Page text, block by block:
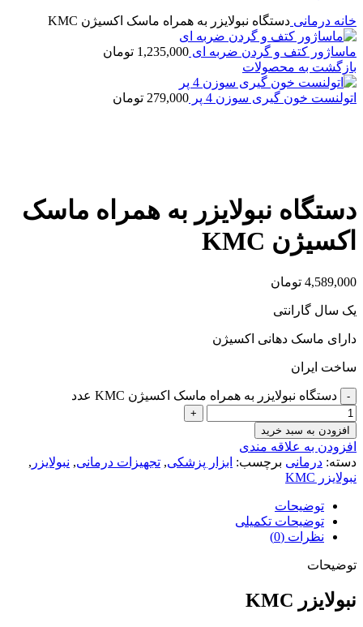
خانه درمانی دستگاه نبولایزر به همراه ماسک اکسیژن KMC
ماساژور کتف و گردن ضربه ای 1,235,000 تومان
بازگشت به محصولات
اتولنست خون گیری سوزن 4 پر 279,000 تومان
دستگاه نبولایزر به همراه ماسک
اکسیژن KMC
4,589,000 تومان
یک سال گارانتی
دارای ماسک دهانی اکسیژن
ساخت ایران
دستگاه نبولایزر به همراه ماسک اکسیژن KMC عدد
افزودن به سبد خرید
افزودن به علاقه مندی
دسته: درمانی برچسب: ابزار پزشکی, تجهیزات درمانی, نبولایزر ,
نبولایزر KMC
توضیحات
توضیحات تکمیلی
نظرات (0)
توضیحات
نبولایزر KMC